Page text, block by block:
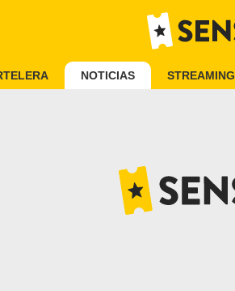
NOTICIAS STREAMING